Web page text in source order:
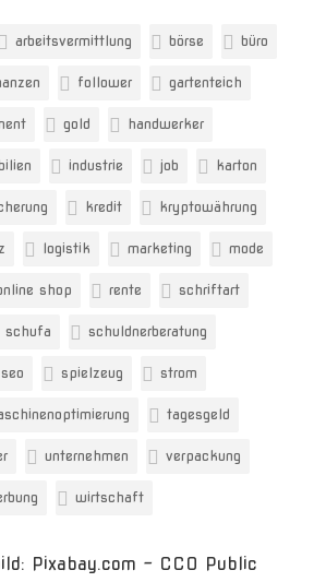
arbeitsvermittlung börse büro
follower gartenteich
gold handwerker
industrie job karton
kredit kryptowährung
logistik marketing mode
shop rente schriftart
schufa schuldnerberatung
seo spielzeug strom
tagesgeld
unternehmen verpackung
wirtschaft
Pixabay.com - CC0 Public